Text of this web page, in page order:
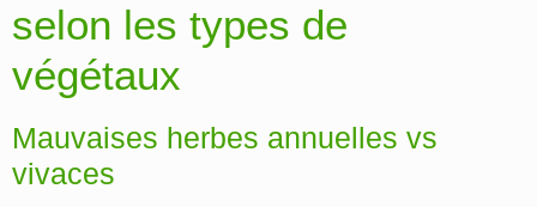
selon les types de
végétaux
Mauvaises herbes annuelles vs
vivaces